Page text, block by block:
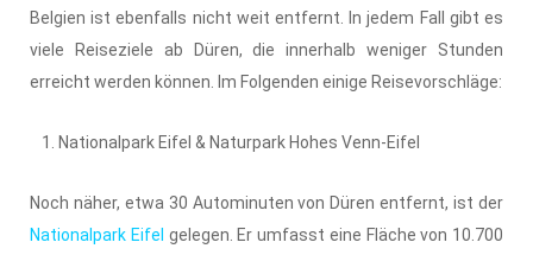
Belgien ist ebenfalls nicht weit entfernt. In jedem Fall gibt es
viele Reiseziele ab Düren, die innerhalb weniger Stunden
erreicht werden können. Im Folgenden einige Reisevorschläge:
Nationalpark Eifel & Naturpark Hohes Venn-Eifel
Noch näher, etwa 30 Autominuten von Düren entfernt, ist der
Nationalpark Eifel gelegen. Er umfasst eine Fläche von 10.700